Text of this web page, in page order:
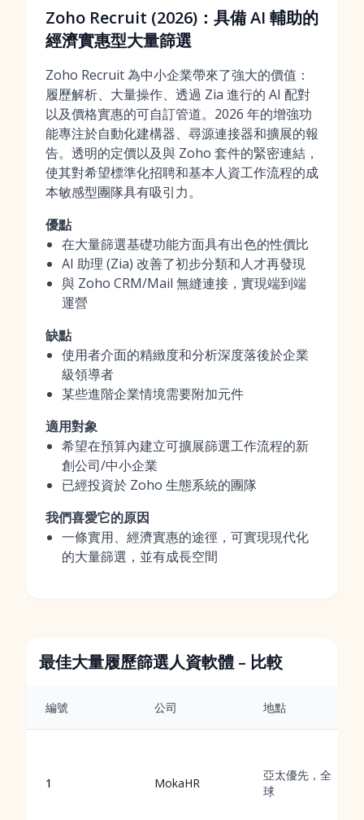
Zoho Recruit (2026)：具備 AI 輔助的
經濟實惠型大量篩選
Zoho Recruit 為中小企業帶來了強大的價值：
履歷解析、大量操作、透過 Zia 進行的 AI 配對
以及價格實惠的可自訂管道。2026 年的增強功
能專注於自動化建構器、尋源連接器和擴展的報
告。透明的定價以及與 Zoho 套件的緊密連結，
使其對希望標準化招聘和基本人資工作流程的成
本敏感型團隊具有吸引力。
優點
在大量篩選基礎功能方面具有出色的性價比
AI 助理 (Zia) 改善了初步分類和人才再發現
與 Zoho CRM/Mail 無縫連接，實現端到端
運營
缺點
使用者介面的精緻度和分析深度落後於企業
級領導者
某些進階企業情境需要附加元件
適用對象
希望在預算內建立可擴展篩選工作流程的新
創公司/中小企業
已經投資於 Zoho 生態系統的團隊
我們喜愛它的原因
一條實用、經濟實惠的途徑，可實現現代化
的大量篩選，並有成長空間
最佳大量履歷篩選人資軟體 – 比較
編號 公司 地點
1 MokaHR
亞太優先，全
球